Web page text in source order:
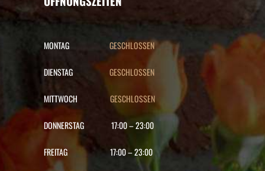
MONTAG GESCHLOSSEN
DIENSTAG GESCHLOSSEN
MITTWOCH GESCHLOSSEN
DONNERSTAG 17:00–23:00
FREITAG 17:00–23:00